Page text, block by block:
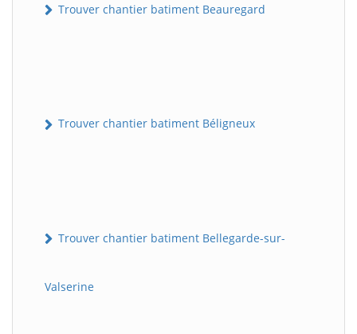
Trouver chantier batiment Beauregard
Trouver chantier batiment Béligneux
Trouver chantier batiment Bellegarde-sur-
Valserine